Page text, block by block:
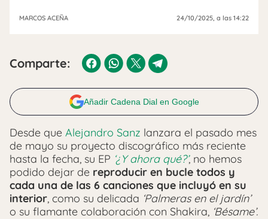
MARCOS ACEÑA 24/10/2025, a las 14:22
Comparte:
Añadir Cadena Dial en Google
Desde que Alejandro Sanz lanzara el pasado mes
de mayo su proyecto discográfico más reciente
hasta la fecha, su EP ‘¿Y ahora qué?’, no hemos
podido dejar de reproducir en bucle todos y
cada una de las 6 canciones que incluyó en su
interior, como su delicada ‘Palmeras en el jardín’
o su flamante colaboración con Shakira, ‘Bésame’.